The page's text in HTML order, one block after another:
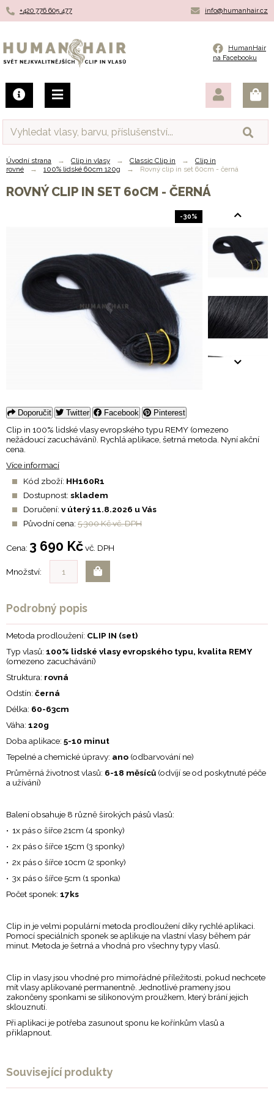
HumanHair
na Facebooku
+420 776 605 477 info@humanhair.cz
Humanhair.cz
Úvodní strana → Clip in vlasy → Classic Clip in →
Clip in
rovné
→ 100% lidské 60cm 120g → Rovný clip in set 60cm - černá
ROVNÝ CLIP IN SET 60CM - ČERNÁ
-30%
Doporučit Twitter Facebook Pinterest
Clip in 100% lidské vlasy evropského typu REMY (omezeno
nežádoucí zacuchávání). Rychlá aplikace, šetrná metoda. Nyní akční
cena.
Více informací
Kód zboží: HH160R1
Dostupnost: skladem
Doručení: v úterý 11.8.2026 u Vás
Původní cena: 5 300 Kč vč. DPH
Cena: 3 690 Kčvč. DPH
Množství:
Podrobný popis
Metoda prodloužení: CLIP IN (set)
Typ vlasů: 100% lidské vlasy evropského typu, kvalita REMY
(omezeno zacuchávání)
Struktura: rovná
Odstín: černá
Délka: 60-63cm
Váha: 120g
Doba aplikace: 5-10 minut
Tepelné a chemické úpravy: ano (odbarvování ne)
Průměrná životnost vlasů: 6-18 měsíců (odvíjí se od poskytnuté péče
a užívání)
Balení obsahuje 8 různě širokých pásů vlasů:
• 1x pás o šířce 21cm (4 sponky)
• 2x pás o šířce 15cm (3 sponky)
• 2x pás o šířce 10cm (2 sponky)
• 3x pás o šířce 5cm (1 sponka)
Počet sponek: 17ks
Clip in je velmi populární metoda prodloužení díky rychlé aplikaci.
Pomocí speciálních sponek se aplikuje na vlastní vlasy během pár
minut. Metoda je šetrná a vhodná pro všechny typy vlasů.
Clip in vlasy jsou vhodné pro mimořádné příležitosti, pokud nechcete
mít vlasy aplikované permanentně. Jednotlivé prameny jsou
zakončeny sponkami se silikonovým proužkem, který brání jejich
sklouznutí.
Při aplikaci je potřeba zasunout sponu ke kořínkům vlasů a
přiklapnout.
Související produkty